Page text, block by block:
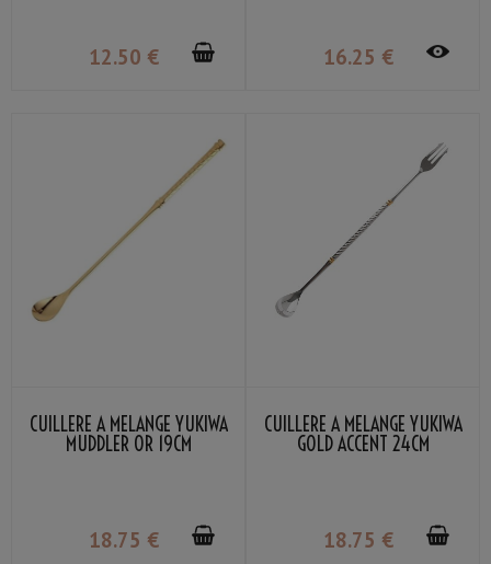
12.50 € 16.25 €
CUILLÈRE À MÉLANGE YUKIWA
MUDDLER OR 19CM
18.75 €
CUILLÈRE À MÉLANGE YUKIWA
GOLD ACCENT 24CM
18.75 €